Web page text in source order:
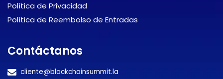
Política de Privacidad
Política de Reembolso de Entradas
Contáctanos
cliente@blockchainsummit.la